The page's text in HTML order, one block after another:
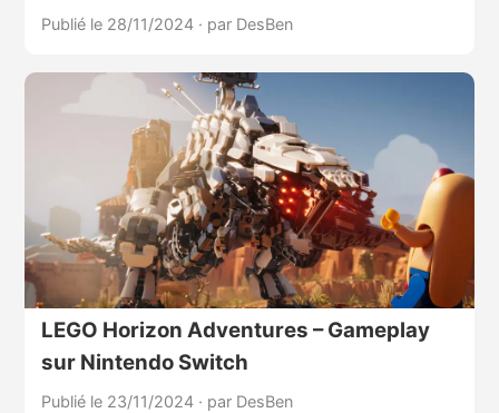
Publié le 28/11/2024 · par DesBen
LEGO Horizon Adventures – Gameplay
sur Nintendo Switch
Publié le 23/11/2024 · par DesBen